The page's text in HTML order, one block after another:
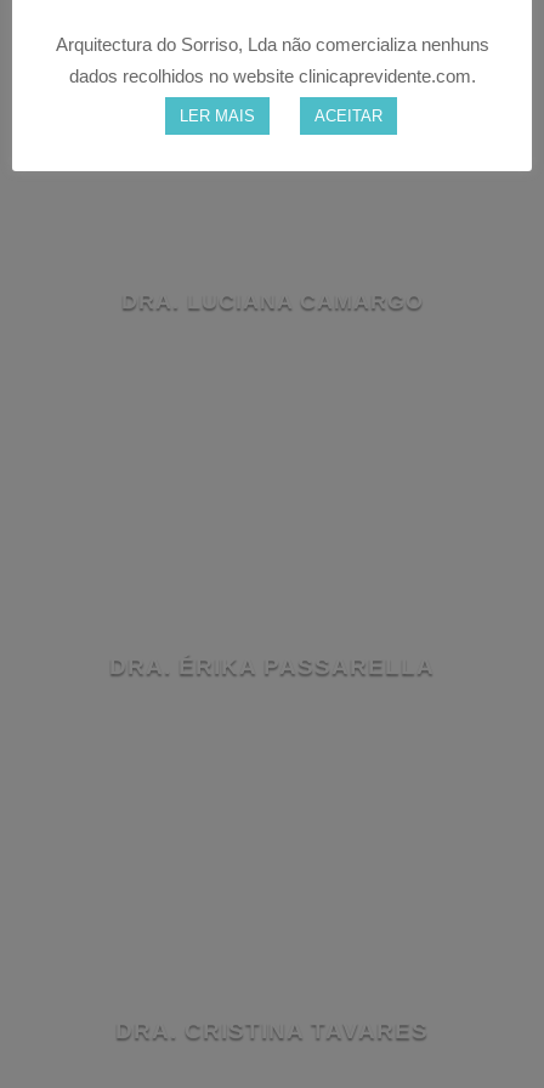
DRA. LUCIANA CAMARGO
DRA. ÉRIKA PASSARELLA
DRA. CRISTINA TAVARES
Arquitectura do Sorriso, Lda não comercializa nenhuns
dados recolhidos no website clinicaprevidente.com.
LER MAIS ACEITAR